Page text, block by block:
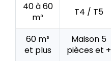
40 à 60
m³
T4 / T5
60 m³
et plus
Maison 5
pièces et +